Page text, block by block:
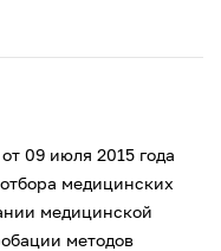
09 июля 2015 года
медицинских
медицинской
методов